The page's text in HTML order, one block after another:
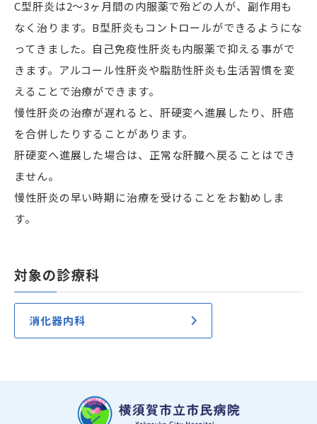
C型肝炎は2～3ヶ月間の内服薬で殆どの人が、副作用も
なく治ります。B型肝炎もコントロールができるようにな
ってきました。自己免疫性肝炎も内服薬で抑える事がで
きます。アルコール性肝炎や脂肪性肝炎も生活習慣を変
えることで治療ができます。
慢性肝炎の治療が遅れると、肝硬変へ進展したり、肝癌
を合併したりすることがあります。
肝硬変へ進展した場合は、正常な肝臓へ戻ることはでき
ません。
慢性肝炎の早い時期に治療を受けることをお勧めしま
す。
対象の診療科
消化器内科